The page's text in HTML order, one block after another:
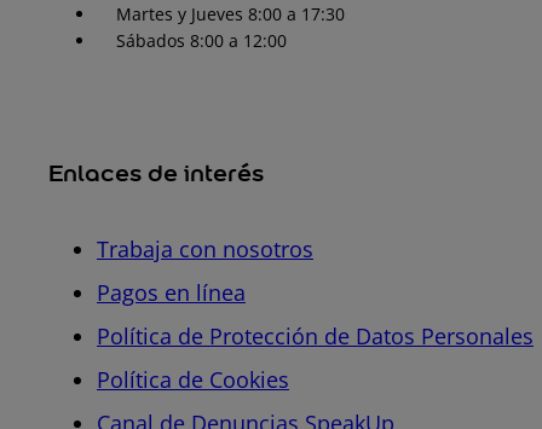
Martes y Jueves 8:00 a 17:30
Sábados 8:00 a 12:00
Enlaces de interés
Trabaja con nosotros
Pagos en línea
Política de Protección de Datos Personales
Política de Cookies
Canal de Denuncias SpeakUp